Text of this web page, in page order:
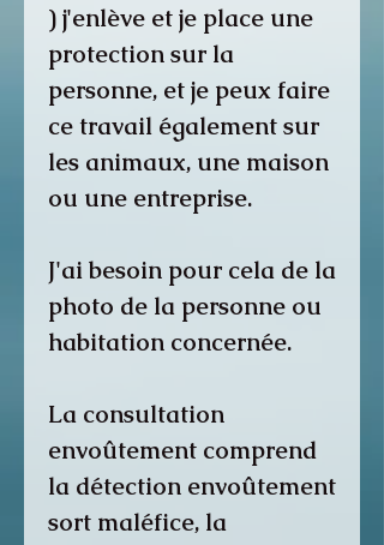
) j'enlève et je place une
protection sur la
personne, et je peux faire
ce travail également sur
les animaux, une maison
ou une entreprise.
J'ai besoin pour cela de la
photo de la personne ou
habitation concernée.
La consultation
envoûtement comprend
la détection envoûtement
sort maléfice, la